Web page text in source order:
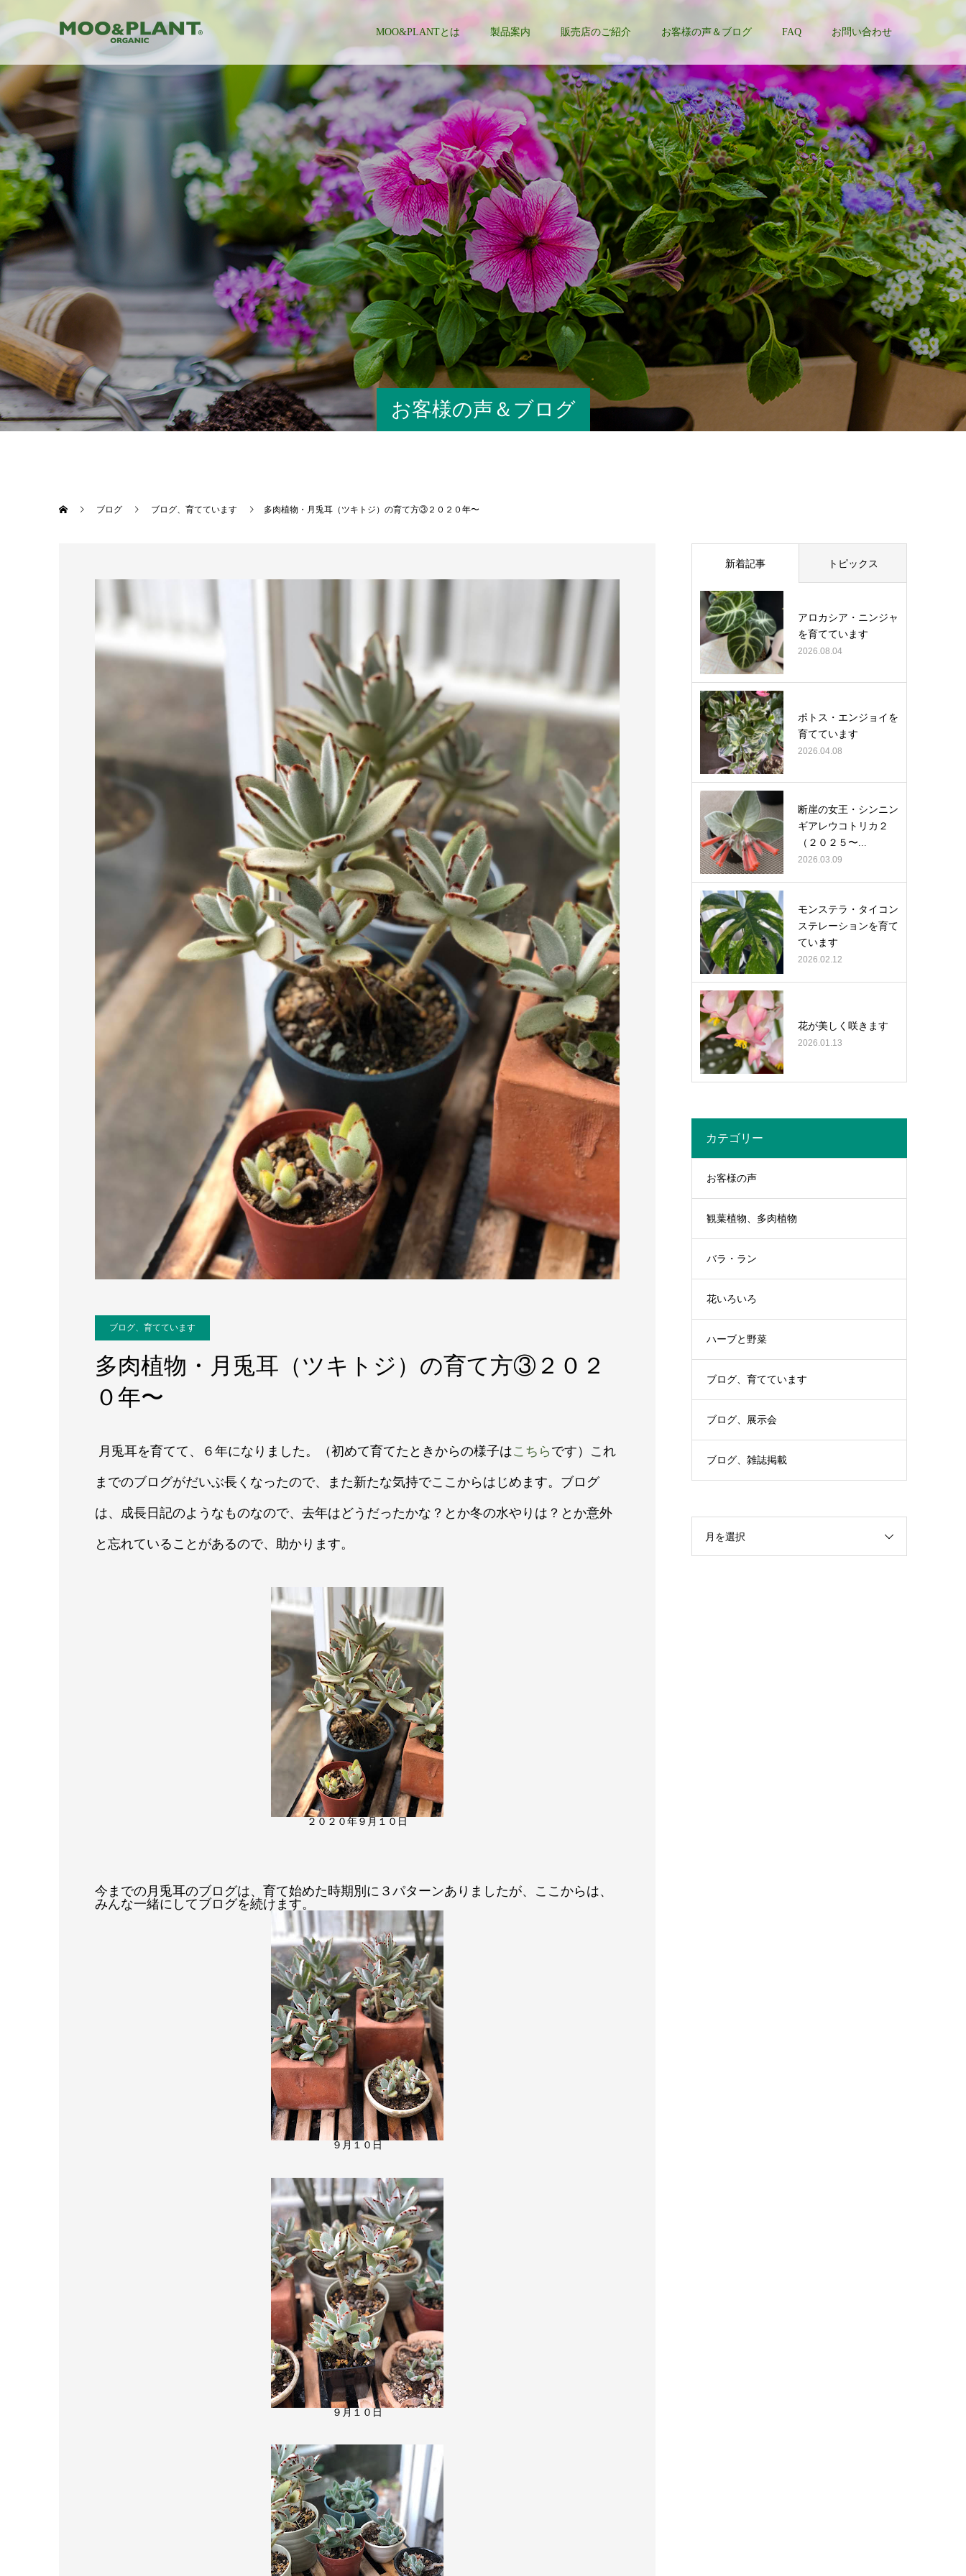
MOO&PLANTとは 製品案内 販売店のご紹介 お客様の声＆ブログ FAQ お問い合わせ
お客様の声＆ブログ
ブログ ブログ、育てています 多肉植物・月兎耳（ツキトジ）の育て方③２０２０年〜
ブログ、育てています
多肉植物・月兎耳（ツキトジ）の育て方③２０２
０年〜
月兎耳を育てて、６年になりました。 （初めて育てたときからの様子はこちら です ） これ
までのブログがだいぶ長くなったので、また新たな気持でここからはじめます。ブログ
は、成長日記のようなものなので、去年はどうだったかな？とか冬の水やりは？とか意外
と忘れていることがあるので、助かります。
２０２０年９月１０日
今までの月兎耳のブログは、育て始めた時期別に３パターンありましたが、ここからは、
みんな一緒にしてブログを続けます。
９月１０日
９月１０日
新着記事 トピックス
アロカシア・ニンジャ
を育てています
2026.08.04
ポトス・エンジョイを
育てています
2026.04.08
断崖の女王・シンニン
ギアレウコトリカ２
（２０２５〜...
2026.03.09
モンステラ・タイコン
ステレーションを育て
ています
2026.02.12
花が美しく咲きます
2026.01.13
カテゴリー
お客様の声
観葉植物、多肉植物
バラ・ラン
花いろいろ
ハーブと野菜
ブログ、育てています
ブログ、展示会
ブログ、雑誌掲載
月を選択